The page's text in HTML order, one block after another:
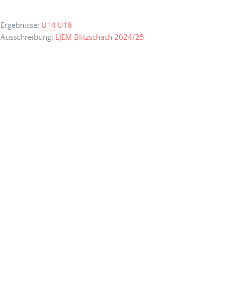
Ergebnisse: U14 U18
Ausschreibung: LJEM Blitzschach 2024/25